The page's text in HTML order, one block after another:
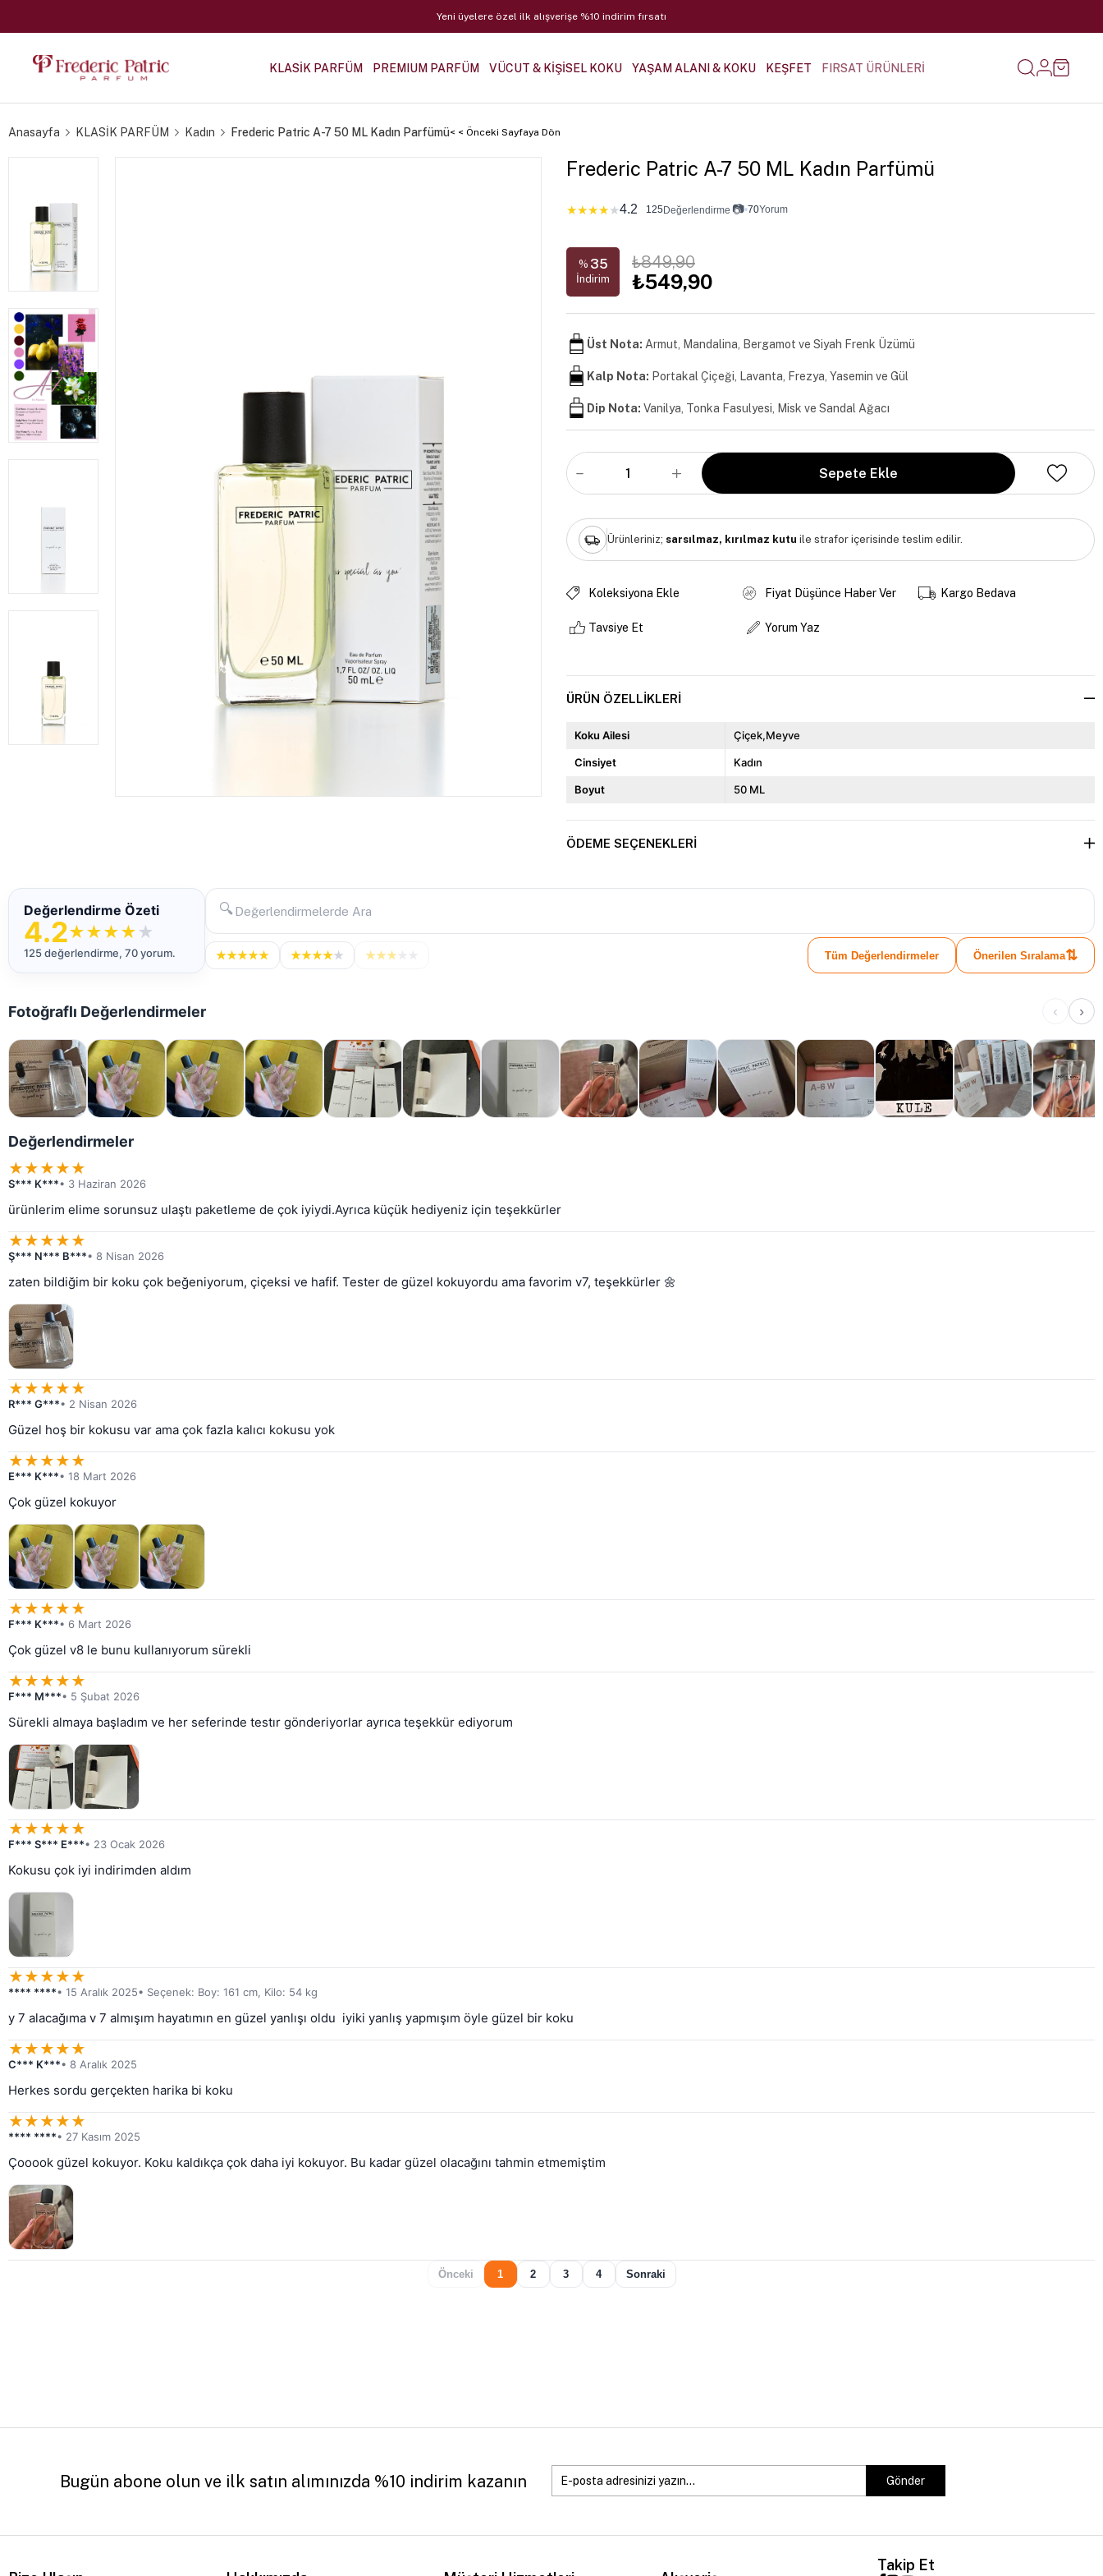
Yeni üyelere özel ilk alışverişe %10 indirim fırsatı
KLASİK PARFÜM PREMIUM PARFÜM VÜCUT & KİŞİSEL KOKU YAŞAM ALANI & KOKU KEŞFET FIRSAT ÜRÜNLERİ
Anasayfa KLASİK PARFÜM Kadın Frederic Patric A-7 50 ML Kadın Parfümü< < Önceki Sayfaya Dön
Frederic Patric A-7 50 ML Kadın Parfümü
★★★★★4.2 125Değerlendirme 📷•70Yorum
% 35
İndirim
₺849,90
₺549,90
Üst Nota: Armut, Mandalina, Bergamot ve Siyah Frenk Üzümü
Kalp Nota: Portakal Çiçeği, Lavanta, Frezya, Yasemin ve Gül
Dip Nota: Vanilya, Tonka Fasulyesi, Misk ve Sandal Ağacı
Ürünleriniz; sarsılmaz, kırılmaz kutu ile strafor içerisinde teslim edilir.
Koleksiyona Ekle Fiyat Düşünce Haber Ver Kargo Bedava
Tavsiye Et Yorum Yaz
ÜRÜN ÖZELLIKLERI
Koku Ailesi Çiçek,Meyve
Cinsiyet Kadın
Boyut 50 ML
ÖDEME SEÇENEKLERI
Değerlendirme Özeti
4.2★★★★ ★
125 değerlendirme, 70 yorum.
🔍
★★★★★ ★★★★★ ★★★ Tüm Değerlendirmeler Önerilen Sıralama⇅
Fotoğraflı Değerlendirmeler ‹ ›
Değerlendirmeler
★★★★★
S*** K***• 3 Haziran 2026
ürünlerim elime sorunsuz ulaştı paketleme de çok iyiydi.Ayrıca küçük hediyeniz için teşekkürler
★★★★★
Ş*** N*** B***• 8 Nisan 2026
zaten bildiğim bir koku çok beğeniyorum, çiçeksi ve hafif. Tester de güzel kokuyordu ama favorim v7, teşekkürler 🌼
★★★★★
R*** G***• 2 Nisan 2026
Güzel hoş bir kokusu var ama çok fazla kalıcı kokusu yok
★★★★★
E*** K***• 18 Mart 2026
Çok güzel kokuyor
★★★★★
F*** K***• 6 Mart 2026
Çok güzel v8 le bunu kullanıyorum sürekli
★★★★★
F*** M***• 5 Şubat 2026
Sürekli almaya başladım ve her seferinde testır gönderiyorlar ayrıca teşekkür ediyorum
★★★★★
F*** S*** E***• 23 Ocak 2026
Kokusu çok iyi indirimden aldım
★★★★★
**** ****• 15 Aralık 2025• Seçenek: Boy: 161 cm, Kilo: 54 kg
y 7 alacağıma v 7 almışım hayatımın en güzel yanlışı oldu  iyiki yanlış yapmışım öyle güzel bir koku
★★★★★
C*** K***• 8 Aralık 2025
Herkes sordu gerçekten harika bi koku
★★★★★
**** ****• 27 Kasım 2025
Çooook güzel kokuyor. Koku kaldıkça çok daha iyi kokuyor. Bu kadar güzel olacağını tahmin etmemiştim
Önceki 1 2 3 4 Sonraki
Bugün abone olun ve ilk satın alımınızda %10 indirim kazanın Gönder
Takip Et